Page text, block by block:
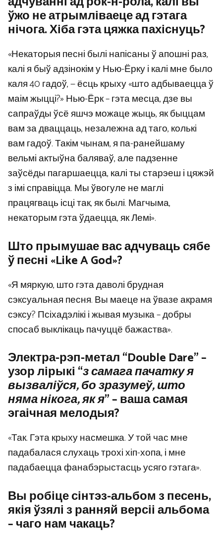
ўжо не атрымліваеце ад гэтага
нічога. Хіба гэта цяжка пахіснуць?
«Некаторыя песні былі напісаны ў апошні раз,
калі я быў адзінокім у Нью-Ёрку і калі мне было
каля 40 гадоў, — ёсць крыху «што адбываецца ў
маім жыцці?» Нью-Ёрк – гэта месца, дзе вы
сапраўды ўсё яшчэ можаце жыць, як быццам
вам за дваццаць, незалежна ад таго, колькі
вам гадоў. Такім чынам, я па-ранейшаму
вельмі актыўна баляваў, але падзенне
заўсёды пагаршаецца, калі ты старэеш і цяжэй
з імі справіцца. Мы ўвогуле не маглі
працягваць ісці так, як былі. Магчыма,
некаторым гэта ўдаецца, як Лемі».
Што прымушае вас адчуваць сябе
ў песні «Like A God»?
«Я мяркую, што гэта даволі брудная
сэксуальная песня. Вы маеце на ўвазе акрамя
сэксу? Псіхадэлікі і жывая музыка – добры
спосаб выклікаць пачуццё бажаства».
Электра-рэп-метал “Double Dare” –
узор лірыкі “з самага пачатку я
вызваліўся, бо зразумеў, што
няма нікога, як я” – ваша самая
эгаічная мелодыя?
«Так. Гэта крыху насмешка. У той час мне
падабалася слухаць трохі хіп-хопа, і мне
падабаецца фанабэрыстасць усяго гэтага».
Вы робіце сінтэз-альбом з песень,
якія ўзялі з ранняй версіі альбома
– чаго нам чакаць?